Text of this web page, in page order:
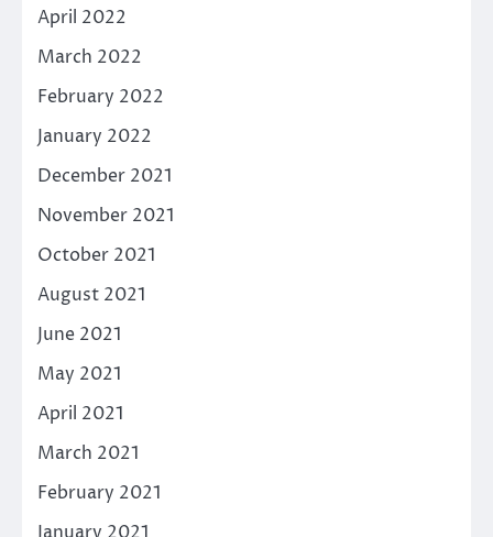
April 2022
March 2022
February 2022
January 2022
December 2021
November 2021
October 2021
August 2021
June 2021
May 2021
April 2021
March 2021
February 2021